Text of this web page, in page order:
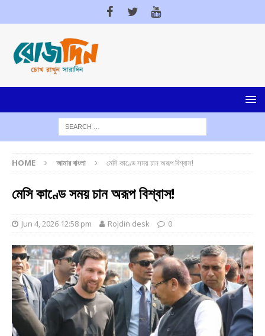
HOME আমার বাংলা মেসি কাণ্ডে সময় চান অরূপ বিশ্বাস!
মেসি কাণ্ডে সময় চান অরূপ বিশ্বাস!
Jun 4, 2026 12:58 pm Rojdin desk 0